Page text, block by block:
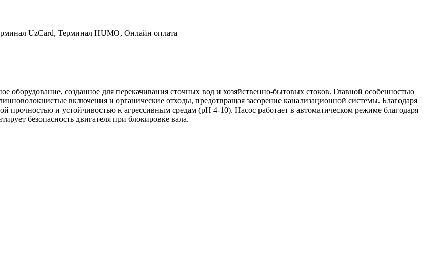
UzCard, Терминал HUMO, Онлайн оплата
оборудование, созданное для перекачивания сточных вод и хозяйственно-бытовых стоков. Главной особенностью
включения и органические отходы, предотвращая засорение канализационной системы. Благодаря
прочностью и устойчивостью к агрессивным средам (pH 4-10). Насос работает в автоматическом режиме благодаря
безопасность двигателя при блокировке вала.